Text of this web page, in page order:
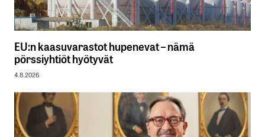
EU:n kaasuvarastot hupenevat – nämä
pörssiyhtiöt hyötyvät
4.8.2026